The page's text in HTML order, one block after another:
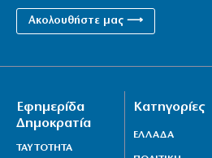
Ακολουθήστε μας ⟶
Εφημερίδα
Δημοκρατία
ΤΑΥΤΟΤΗΤΑ
Κατηγορίες
ΕΛΛΑΔΑ